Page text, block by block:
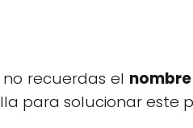
recuerdas el
para solucionar este